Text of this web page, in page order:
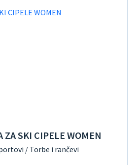
ZA SKI CIPELE WOMEN
/ Torbe i rančevi